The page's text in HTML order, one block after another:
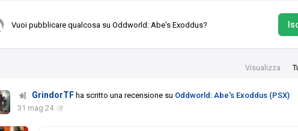
Vuoi pubblicare qualcosa su Oddworld: Abe's Exoddus?
Visualizza
GrindorTF ha scritto una recensione su Oddworld: Abe's Exoddus (PSX)
31 mag 24